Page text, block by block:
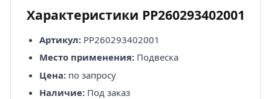
Характеристики PP260293402001
Артикул:PP260293402001
Место применения:Подвеска
Цена:по запросу
Наличие:Под заказ